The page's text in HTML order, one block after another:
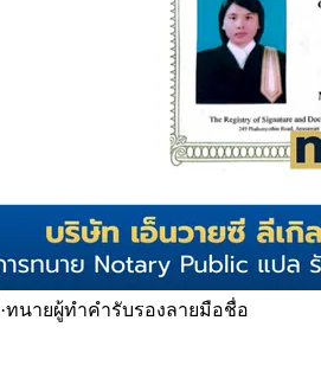
·ทนายผู้ทำคำรับรองลายมือชื่อ